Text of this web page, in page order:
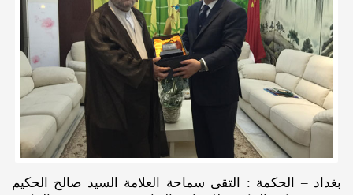
بغداد – الحكمة : التقى سماحة العلامة السيد صالح الحكيم